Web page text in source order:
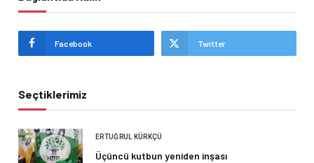
Facebook Twitter
Seçtiklerimiz
ERTUĞRUL KÜRKÇÜ
Üçüncü kutbun yeniden inşası